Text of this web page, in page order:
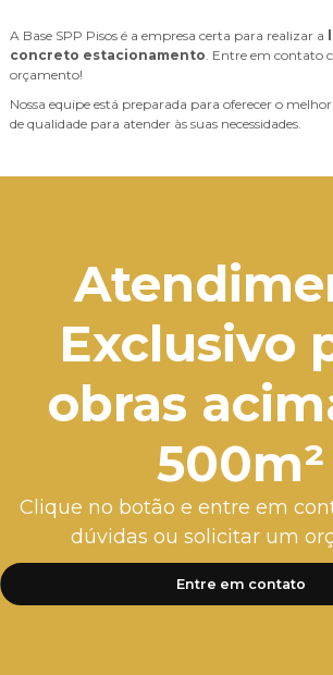
A Base SPP Pisos é a empresa certa para realizar a
concreto estacionamento. Entre em contato
orçamento!
Nossa equipe está preparada para oferecer o
de qualidade para atender às suas necessidades.
Exclusivo
obras
500m²
Clique no botão e entre em
dúvidas ou solicitar um
Entre em contato